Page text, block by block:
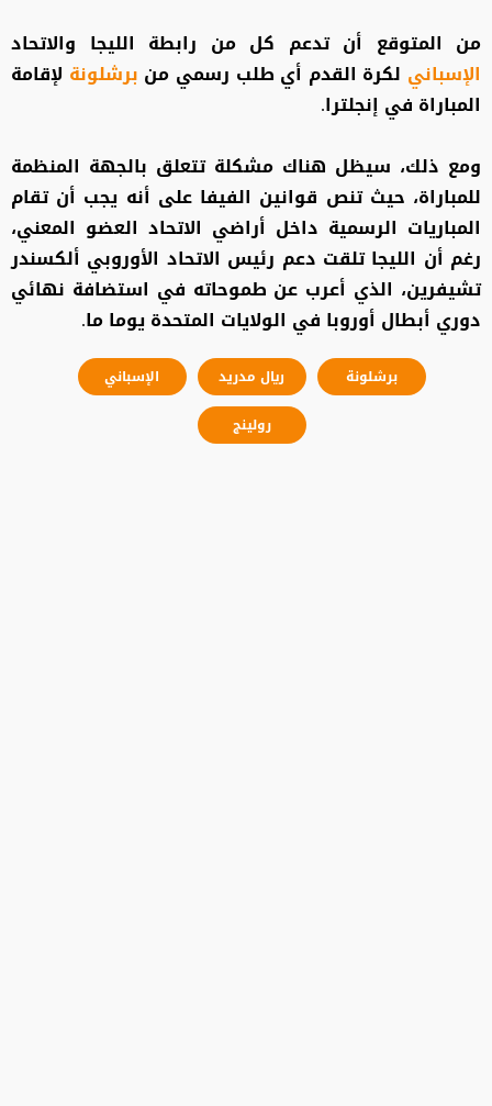
من المتوقع أن تدعم كل من رابطة الليجا والاتحاد
الإسباني لكرة القدم أي طلب رسمي من برشلونة لإقامة
المباراة في إنجلترا.
ومع ذلك، سيظل هناك مشكلة تتعلق بالجهة المنظمة
للمباراة، حيث تنص قوانين الفيفا على أنه يجب أن تقام
المباريات الرسمية داخل أراضي الاتحاد العضو المعني،
رغم أن الليجا تلقت دعم رئيس الاتحاد الأوروبي ألكسندر
تشيفرين، الذي أعرب عن طموحاته في استضافة نهائي
دوري أبطال أوروبا في الولايات المتحدة يوما ما.
برشلونة ريال مدريد
الإسباني
رولينج